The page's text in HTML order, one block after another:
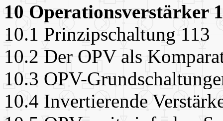
10 Operationsverstärker
10.1 Prinzipschaltung 113
10.2 Der OPV als
10.3 OPV-
10.4 Invertierende